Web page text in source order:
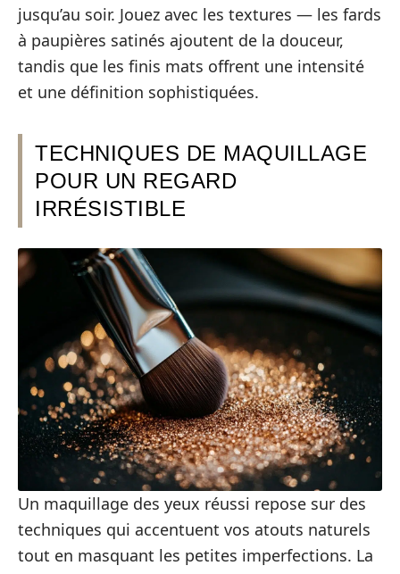
jusqu’au soir. Jouez avec les textures — les fards
à paupières satinés ajoutent de la douceur,
tandis que les finis mats offrent une intensité
et une définition sophistiquées.
TECHNIQUES DE MAQUILLAGE
POUR UN REGARD
IRRÉSISTIBLE
Un maquillage des yeux réussi repose sur des
techniques qui accentuent vos atouts naturels
tout en masquant les petites imperfections. La